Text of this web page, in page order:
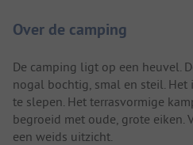
Over de camping
De camping ligt op een heuvel.
nogal bochtig, smal en steil.
te slepen. Het terrasvormige
begroeid met oude, grote eiken.
een weids uitzicht.